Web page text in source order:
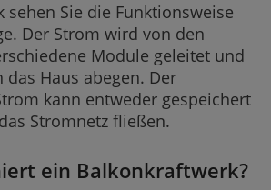
sehen Sie die Funktionsweise
Der Strom wird von den
Module geleitet und
Haus abegen. Der
kann entweder gespeichert
Stromnetz fließen.
ein Balkonkraftwerk?